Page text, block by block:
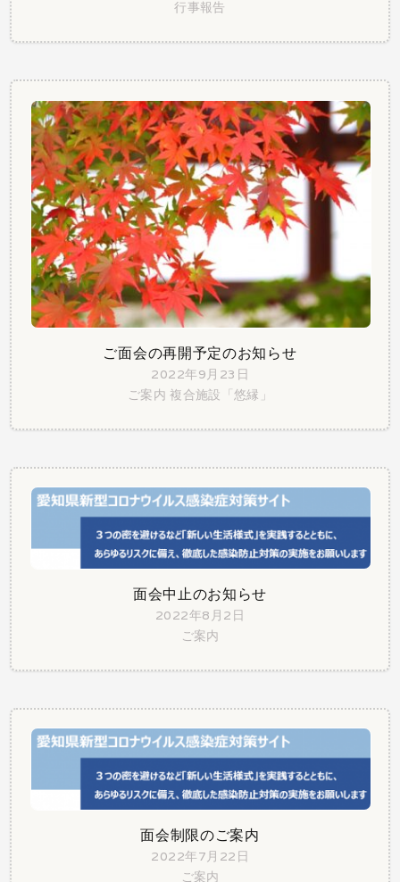
行事報告
ご面会の再開予定のお知らせ
2022年9月23日
ご案内 複合施設「悠縁」
面会中止のお知らせ
2022年8月2日
ご案内
面会制限のご案内
2022年7月22日
ご案内